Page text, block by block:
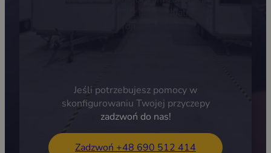
Jeśli potrzebujesz pomocy w
skonfigurowaniu Twojej przyczepy
zadzwoń do nas!
Zadzwoń +48 690 512 414